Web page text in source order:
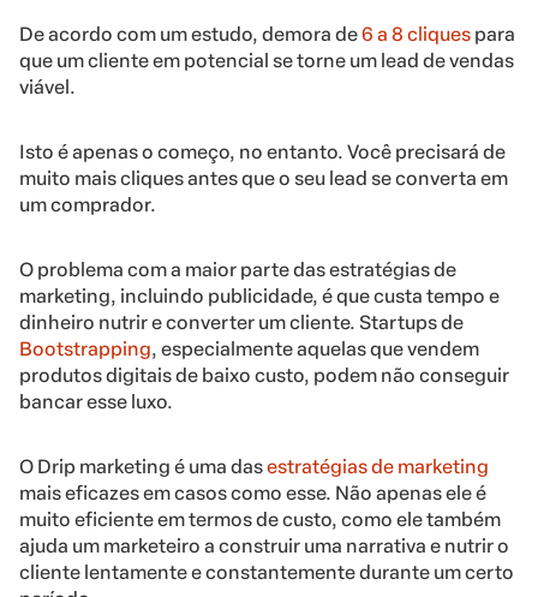
De acordo com um estudo, demora de6 a 8 cliques para
que um cliente em potencial se torne um lead de vendas
viável.
Isto é apenas o começo, no entanto. Você precisará de
muito mais cliques antes que o seu lead se converta em
um comprador.
O problema com a maior parte das estratégias de
marketing, incluindo publicidade, é que custa tempo e
dinheiro nutrir e converter um cliente. Startups de
Bootstrapping, especialmente aquelas que vendem
produtos digitais de baixo custo, podem não conseguir
bancar esse luxo.
O Drip marketing é uma dasestratégias de marketing
mais eficazes em casos como esse. Não apenas ele é
muito eficiente em termos de custo, como ele também
ajuda um marketeiro a construir uma narrativa e nutrir o
cliente lentamente e constantemente durante um certo